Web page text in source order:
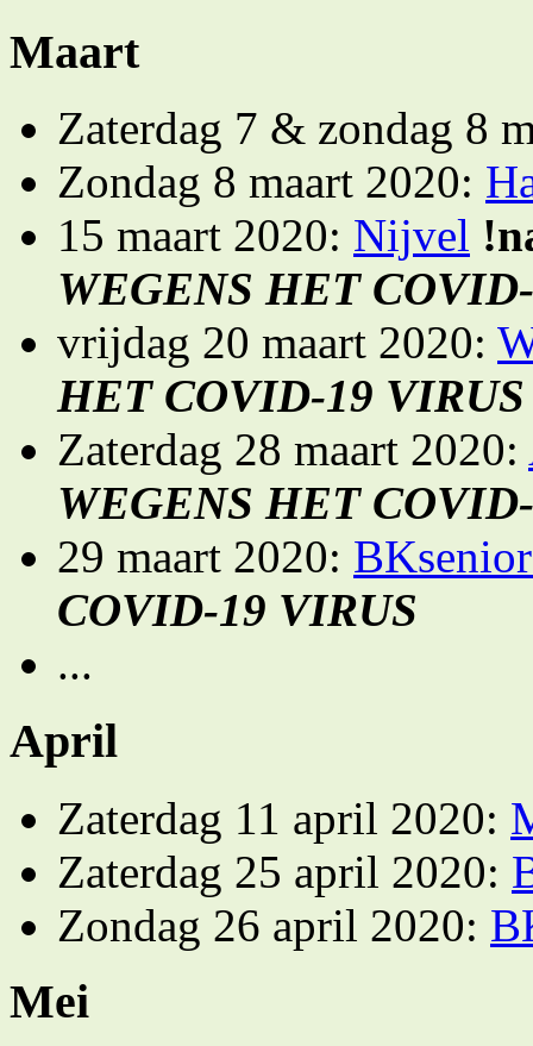
Maart
Zaterdag 7 & zondag 8
Zondag 8 maart 2020:
15 maart 2020: Nijvel
WEGENS HET
vrijdag 20 maart 2020:
HET COVID-19 VIRUS
Zaterdag 28 maart 2020:
WEGENS HET
29 maart 2020:
COVID-19 VIRUS
...
April
Zaterdag 11 april 2020:
Zaterdag 25 april 2020:
Zondag 26 april 2020:
Mei